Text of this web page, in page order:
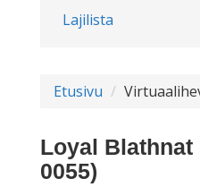
Lajilista
Etusivu
Loyal Blathnat
0055)